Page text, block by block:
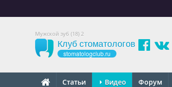
Мужской зуб (18) 2
Клуб стоматологов
stomatologclub.ru
Статьи Видео Форум